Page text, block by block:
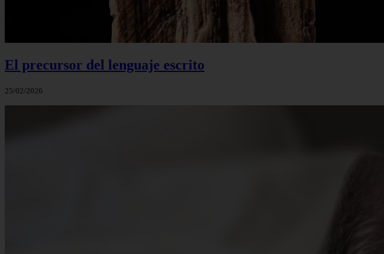
El precursor del lenguaje escrito
25/02/2026